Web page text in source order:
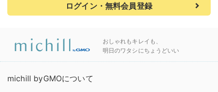
ログイン・無料会員登録
おしゃれもキレイも、
明日のワタシにちょうどいい
michill byGMOについて